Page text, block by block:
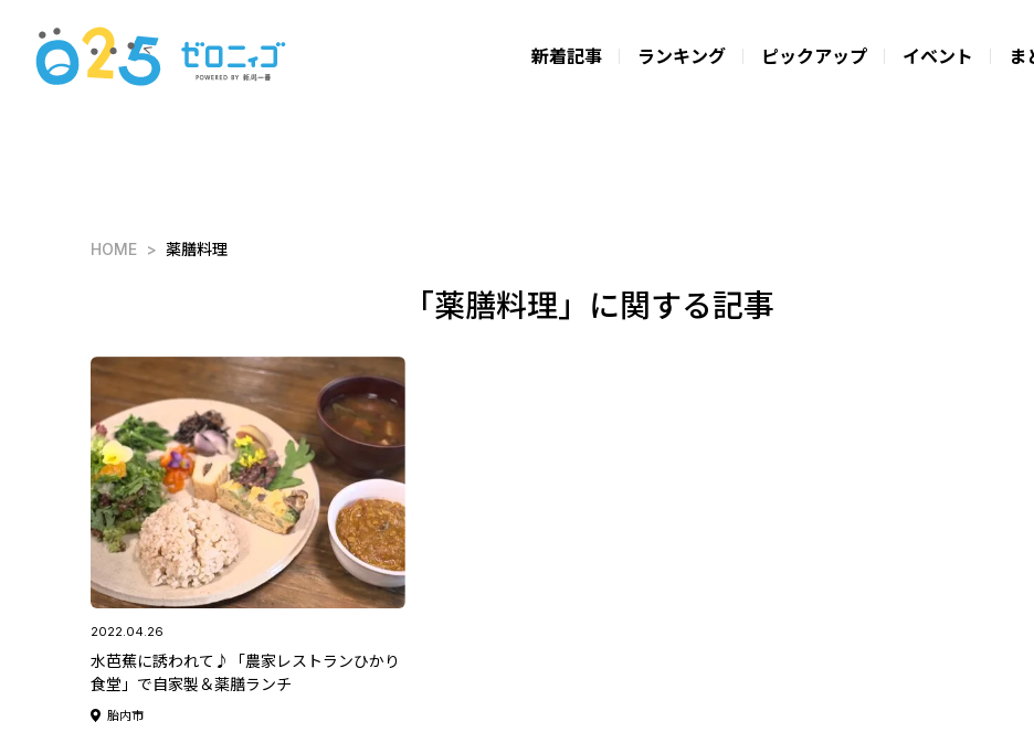
新着記事 ランキング ピックアップ イベント ま
HOME 薬膳料理
「薬膳料理」に関する記事
2022.04.26
水芭蕉に誘われて♪「農家レストランひかり
食堂」で自家製＆薬膳ランチ
胎内市